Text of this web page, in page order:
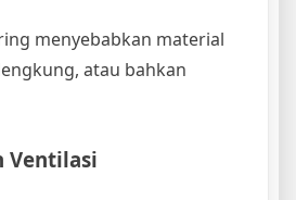
menyebabkan material
atau bahkan
Ventilasi